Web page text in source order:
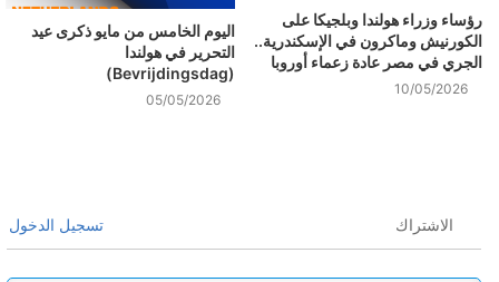
رؤساء وزراء هولندا وبلجيكا على
الكورنيش وماكرون في الإسكندرية..
الجري في مصر عادة زعماء أوروبا
10/05/2026
اليوم الخامس من مايو ذكرى عيد
التحرير في هولندا
(Bevrijdingsdag)
05/05/2026
الاشتراك تسجيل الدخول